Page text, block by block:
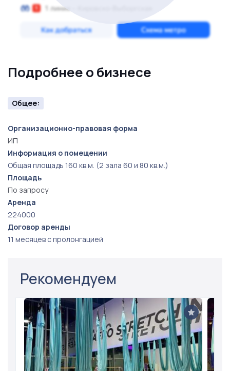
Подробнее о бизнесе
Общее:
Организационно-правовая форма
ИП
Информация о помещении
Общая площадь 160 кв.м. (2 зала 60 и 80 кв.м.)
Площадь
По запросу
Аренда
224000
Договор аренды
11 месяцев с пролонгацией
Рекомендуем